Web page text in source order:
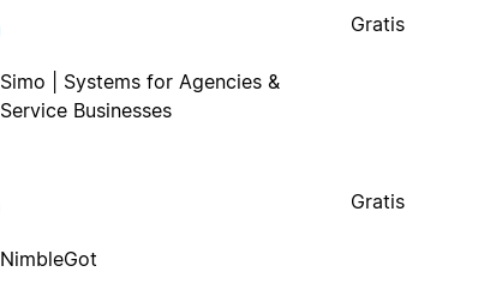
Simo | Systems for Agencies &
Service Businesses
Gratis
NimbleGot
Gratis